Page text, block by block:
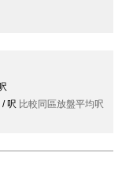
呎 比較同區放盤平均呎